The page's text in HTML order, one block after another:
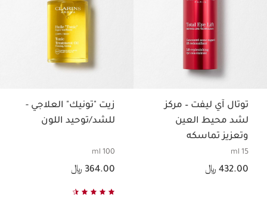
توتال آي ليفت – مركز
لشد محيط العين
وتعزيز تماسكه
15 ml
السعر الحالي هو 432.00 ﷼
432.00 ﷼
زيت "تونيك" العلاجي -
للشد/توحيد اللون
100 ml
السعر الحالي هو 364.00 ﷼
364.00 ﷼